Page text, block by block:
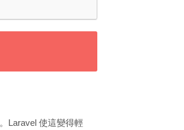
Laravel 使這變得輕